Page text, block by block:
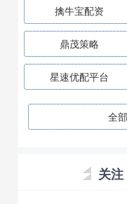
擒牛宝配资
鼎茂策略
星速优配平台
全
关